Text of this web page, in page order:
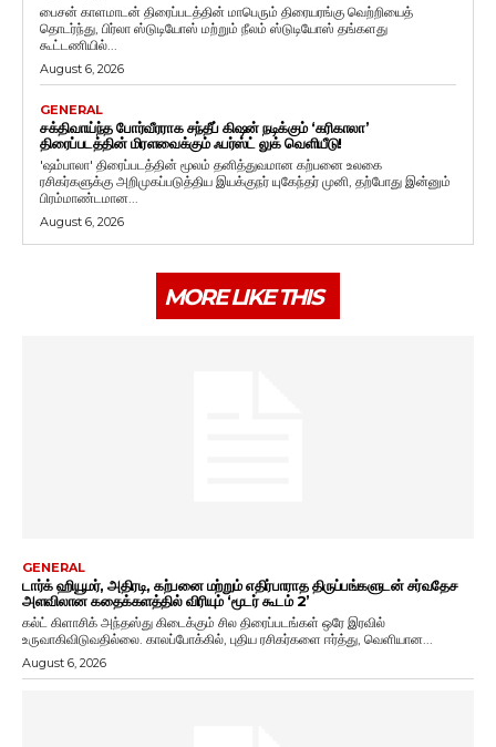
பைசன் காளமாடன் திரைப்படத்தின் மாபெரும் திரையரங்கு வெற்றியைத்
தொடர்ந்து, பிர்லா ஸ்டுடியோஸ் மற்றும் நீலம் ஸ்டுடியோஸ் தங்களது
கூட்டணியில்...
August 6, 2026
GENERAL
சக்திவாய்ந்த போர்வீரராக சந்தீப் கிஷன் நடிக்கும் ‘கரிகாலா’
திரைப்படத்தின் மிரளவைக்கும் ஃபர்ஸ்ட் லுக் வெளியீடு!
'ஷம்பாலா' திரைப்படத்தின் மூலம் தனித்துவமான கற்பனை உலகை
ரசிகர்களுக்கு அறிமுகப்படுத்திய இயக்குநர் யுகேந்தர் முனி, தற்போது இன்னும்
பிரம்மாண்டமான...
August 6, 2026
MORE LIKE THIS
GENERAL
டார்க் ஹியூமர், அதிரடி, கற்பனை மற்றும் எதிர்பாராத திருப்பங்களுடன் சர்வதேச
அளவிலான கதைக்களத்தில் விரியும் ‘மூடர் கூடம் 2’
கல்ட் கிளாசிக் அந்தஸ்து கிடைக்கும் சில திரைப்படங்கள் ஒரே இரவில்
உருவாகிவிடுவதில்லை. காலப்போக்கில், புதிய ரசிகர்களை ஈர்த்து, வெளியான...
August 6, 2026